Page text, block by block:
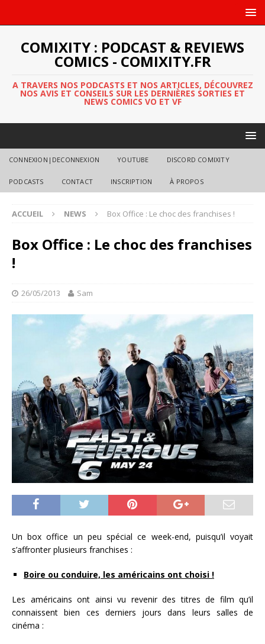
COMIXITY : PODCAST & REVIEWS
COMICS - COMIXITY.FR
A TRAVERS NOS PODCASTS ET NOS ARTICLES, DÉCOUVREZ
NOS AVIS ET CONSEILS SUR LES DERNIÈRES SORTIES ET
NEWS COMICS VO ET VF
CONNEXION|DECONNEXION YOUTUBE DISCORD COMIXITY
PODCASTS CONTACT INSCRIPTION À PROPOS
ACCUEIL NEWS Box Office : Le choc des franchises !
Box Office : Le choc des franchises
!
26/05/2013 Sam
Un box office un peu spécial ce week-end, puisqu’il voyait
s’affronter plusieurs franchises :
Boire ou conduire, les américains ont choisi !
Les américains ont ainsi vu revenir des titres de film qu’il
connaissent bien ces derniers jours dans leurs salles de
cinéma :